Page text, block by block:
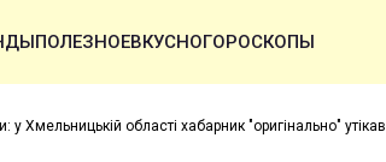
ПОЛЕЗНОЕВКУСНОГОРОСКОПЫ
Хмельницькій області хабарник "оригінально" утікав